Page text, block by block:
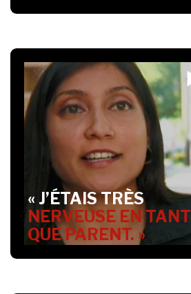
« J’ÉTAIS TRÈS
NERVEUSE EN TANT
QUE PARENT. »